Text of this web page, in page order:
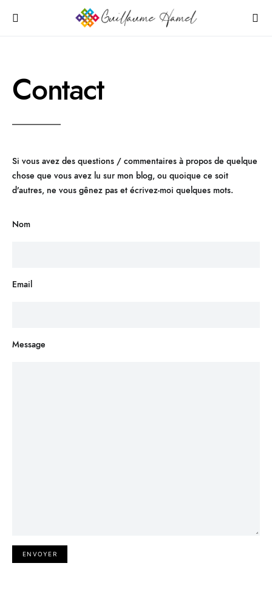
Contact
Si vous avez des questions / commentaires à propos de quelque
chose que vous avez lu sur mon blog, ou quoique ce soit
d’autres, ne vous gênez pas et écrivez-moi quelques mots.
Nom
Email
Message